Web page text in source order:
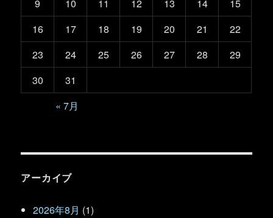
9 10 11 12 13 14
15
16
17 18 19 20 21
22
23
24 25 26 27 28
29
30
31
« 7月
アーカイブ
2026年8月 (1)